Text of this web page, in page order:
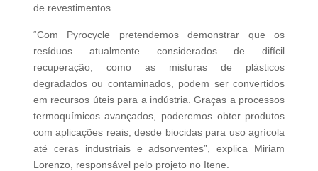
de revestimentos.
“Com Pyrocycle pretendemos demonstrar que os
resíduos atualmente considerados de difícil
recuperação, como as misturas de plásticos
degradados ou contaminados, podem ser convertidos
em recursos úteis para a indústria. Graças a processos
termoquímicos avançados, poderemos obter produtos
com aplicações reais, desde biocidas para uso agrícola
até ceras industriais e adsorventes”, explica Miriam
Lorenzo, responsável pelo projeto no Itene.